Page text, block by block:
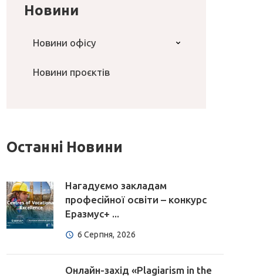
Новини
Новини офісу
Новини проєктів
Останні Новини
Нагадуємо закладам
професійної освіти – конкурс
Еразмус+ ...
6 Серпня, 2026
Онлайн-захід «Plagiarism in the